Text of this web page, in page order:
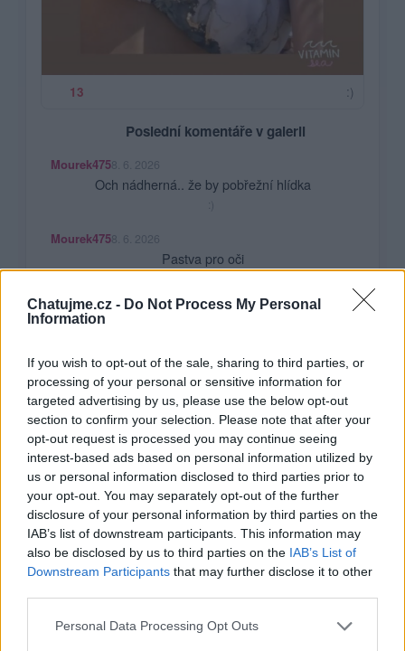
Chatujme.cz - Do Not Process My Personal
Information
If you wish to opt-out of the sale, sharing to third parties, or
processing of your personal or sensitive information for
targeted advertising by us, please use the below opt-out
section to confirm your selection. Please note that after your
opt-out request is processed you may continue seeing
interest-based ads based on personal information utilized by
us or personal information disclosed to third parties prior to
your opt-out. You may separately opt-out of the further
disclosure of your personal information by third parties on the
IAB’s list of downstream participants. This information may
also be disclosed by us to third parties on the IAB’s List of
Downstream Participants that may further disclose it to other
Personal Data Processing Opt Outs
13 :)
Poslední komentáře v galerii
Mourek4758. 6. 2026
Och nádherná.. že by pobřežní hlídka
:)
Mourek4758. 6. 2026
Pastva pro oči
Mourek4758. 6. 2026
Mourek4758. 6. 2026
Jsi nádherná Barčo
:)
Mourek475 8. 6. 2026
Moc hezký předeček máš Barčo
:)
princeshave14. 5. 2026
Je to krásný pohled, je milá.
:)
Moc ráda bych tu milou holčičku měla doma, abych